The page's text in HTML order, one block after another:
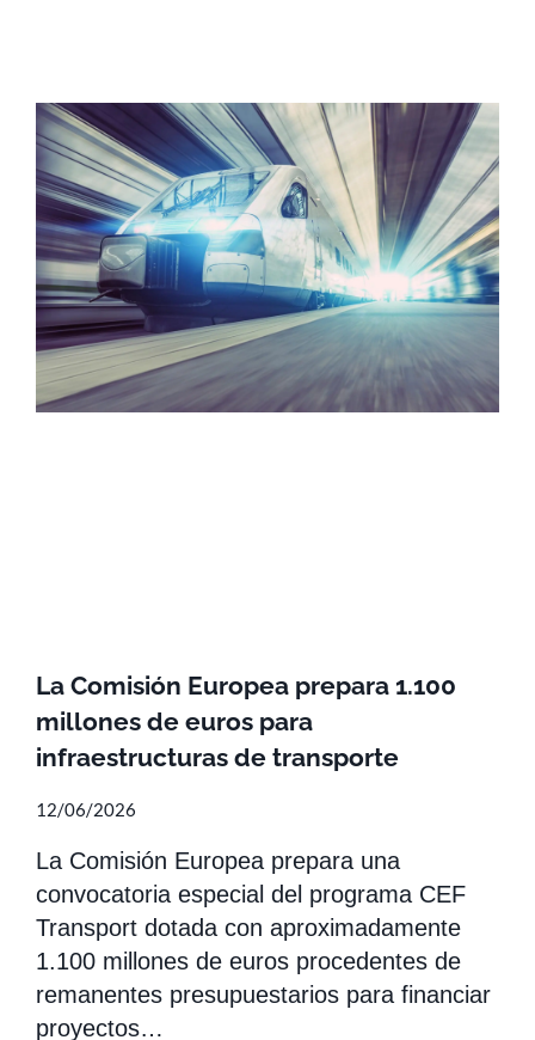
La Comisión Europea prepara 1.100
millones de euros para
infraestructuras de transporte
12/06/2026
La Comisión Europea prepara una
convocatoria especial del programa CEF
Transport dotada con aproximadamente
1.100 millones de euros procedentes de
remanentes presupuestarios para financiar
proyectos…